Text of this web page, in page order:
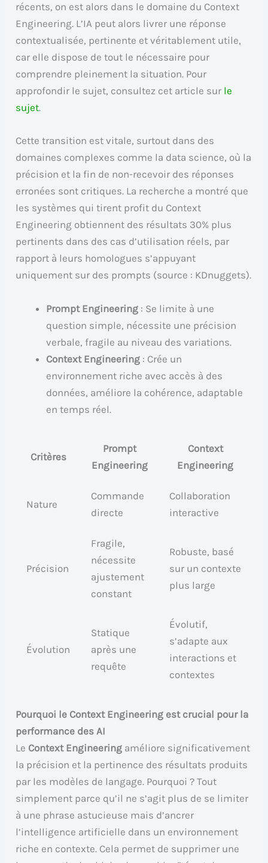
récents, on est alors dans le domaine du Context
Engineering. L’IA peut alors livrer une réponse
contextualisée, pertinente et véritablement utile,
car elle dispose de tout le nécessaire pour
comprendre pleinement la situation. Pour
approfondir le sujet, consultez cet article sur le
sujet.
Cette transition est vitale, surtout dans des
domaines complexes comme la data science, où la
précision et la fin de non-recevoir des réponses
erronées sont critiques. La recherche a montré que
les systèmes qui tirent profit du Context
Engineering obtiennent des résultats 30% plus
pertinents dans des cas d’utilisation réels, par
rapport à leurs homologues s’appuyant
uniquement sur des prompts (source : KDnuggets).
Prompt Engineering : Se limite à une
question simple, nécessite une précision
verbale, fragile au niveau des variations.
Context Engineering : Crée un
environnement riche avec accès à des
données, améliore la cohérence, adaptable
en temps réel.
Critères
Prompt
Engineering
Context
Engineering
Nature
Commande
directe
Collaboration
interactive
Précision
Fragile,
nécessite
ajustement
constant
Robuste, basé
sur un contexte
plus large
Évolution
Statique
après une
requête
Évolutif,
s’adapte aux
interactions et
contextes
Pourquoi le Context Engineering est crucial pour la
performance des AI
Le Context Engineering améliore significativement
la précision et la pertinence des résultats produits
par les modèles de langage. Pourquoi ? Tout
simplement parce qu’il ne s’agit plus de se limiter
à une phrase astucieuse mais d’ancrer
l’intelligence artificielle dans un environnement
riche en contexte. Cela permet de supprimer une